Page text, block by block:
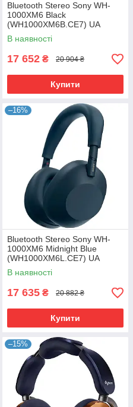
Bluetooth Stereo Sony WH-
1000XM6 Black
(WH1000XM6B.CE7) UA
В наявності
17 652 ₴ 20 904 ₴
Купити
–16%
Bluetooth Stereo Sony WH-
1000XM6 Midnight Blue
(WH1000XM6L.CE7) UA
В наявності
17 635 ₴ 20 882 ₴
Купити
–15%